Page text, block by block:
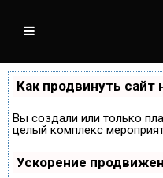
Как продвинуть сайт
Вы создали или только
целый комплекс
Ускорение